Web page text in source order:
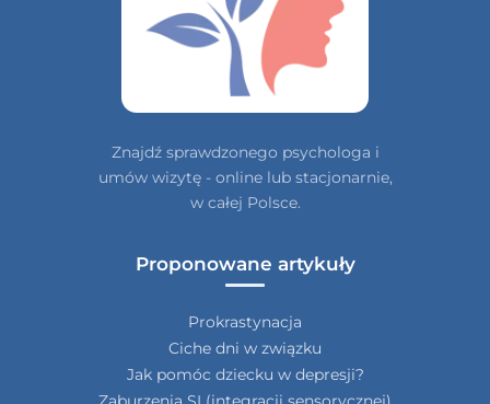
Znajdź sprawdzonego psychologa i
umów wizytę - online lub stacjonarnie,
w całej Polsce.
Proponowane artykuły
Prokrastynacja
Ciche dni w związku
Jak pomóc dziecku w depresji?